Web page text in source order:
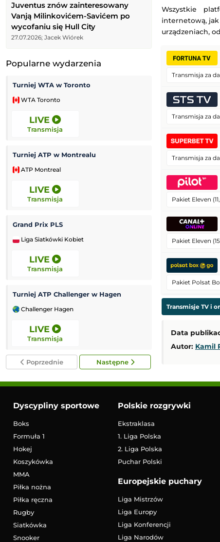
Juventus znów zainteresowany
Vanją Milinkovićem-Savićem po
wycofaniu się Hull City
27.07.2026; Jacek Wiórek
Popularne wydarzenia
Turniej WTA w Toronto
WTA Toronto
LIVE
Transmisja
Turniej ATP w Montrealu
ATP Montreal
LIVE
Transmisja
Grand Prix PLS
Liga Siatkówki Kobiet
LIVE
Transmisja
Turniej ATP Challenger w Hagen
Challenger Hagen
LIVE
Transmisja
Kolarstwo
LIVE
Grand Prix MotoGP
LIVE
Transmisja
Challenger
LIVE
Transmisja
Challenger
LIVE
Transmisja
Poprzednie Następne
Wszystkie
internetową,
urządzeniach,
Transmisja za
Transmisja za
Transmisja za
Pakiet Eleven
Pakiet Eleven
Pakiet Polsat
Transmisje TV i
Data
Autor: Kamil
Dyscypliny sportowe
Boks
Formuła 1
Hokej
Koszykówka
MMA
Piłka nożna
Piłka ręczna
Rugby
Siatkówka
Snooker
Polskie rozgrywki
Ekstraklasa
1. Liga Polska
2. Liga Polska
Puchar Polski
Europejskie puchary
Liga Mistrzów
Liga Europy
Liga Konferencji
Liga Narodów